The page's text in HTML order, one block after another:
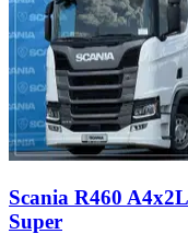
Scania R460
Super